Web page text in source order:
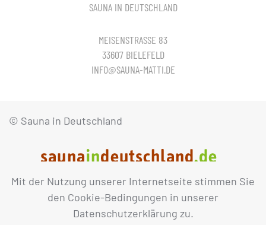
Mit der Nutzung unserer Internetseite stimmen Sie
den Cookie-Bedingungen in unserer
Datenschutzerklärung zu.
SAUNA IN DEUTSCHLAND
MEISENSTRASSE 83
33607 BIELEFELD
INFO@SAUNA-MATTI.DE
© Sauna in Deutschland
IMPRESSUM DATENSCHUTZ